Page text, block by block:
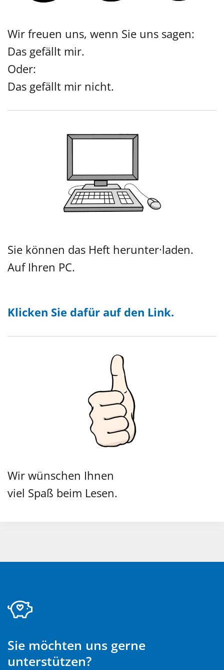
Wir freuen uns, wenn Sie uns sagen:
Das gefällt mir.
Oder:
Das gefällt mir nicht.
Sie können das Heft herunter·laden.
Auf Ihren PC.
Klicken Sie dafür auf den Link.
Wir wünschen Ihnen
viel Spaß beim Lesen.
Sie möchten uns gerne
unterstützen?